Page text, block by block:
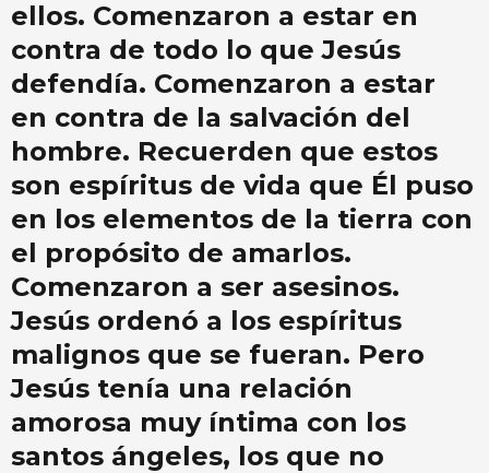
ellos. Comenzaron a estar en
contra de todo lo que Jesús
defendía. Comenzaron a estar
en contra de la salvación del
hombre. Recuerden que estos
son espíritus de vida que Él puso
en los elementos de la tierra con
el propósito de amarlos.
Comenzaron a ser asesinos.
Jesús ordenó a los espíritus
malignos que se fueran. Pero
Jesús tenía una relación
amorosa muy íntima con los
santos ángeles, los que no